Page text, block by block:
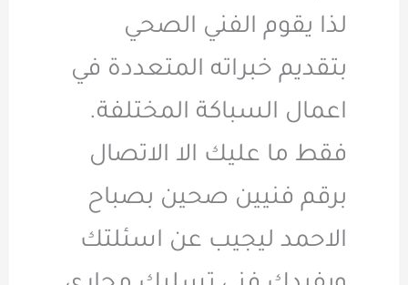
لذا يقوم الفني الصحي
بتقديم خبراته المتعددة في
اعمال السباكة المختلفة.
فقط ما عليك الا الاتصال
برقم فنيين صحين بصباح
الاحمد ليجيب عن اسئلتك